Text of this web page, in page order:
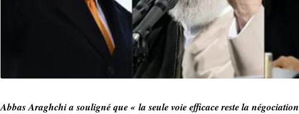
Abbas Araghchi a souligné que « la seule voie efficace reste la